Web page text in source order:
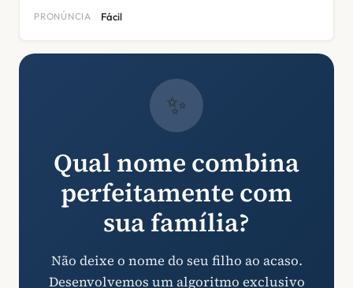
PRONÚNCIA Fácil
✨
Qual nome combina
perfeitamente com
sua família?
Não deixe o nome do seu filho ao acaso.
Desenvolvemos um algoritmo exclusivo